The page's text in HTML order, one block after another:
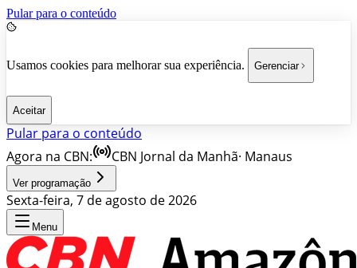
Pular para o conteúdo
Usamos cookies para melhorar sua experiência. Gerenciar
Aceitar
Pular para o conteúdo
Agora na CBN:
CBN Jornal da Manhã· Manaus
Ver programação
Sexta-feira, 7 de agosto de 2026
Menu